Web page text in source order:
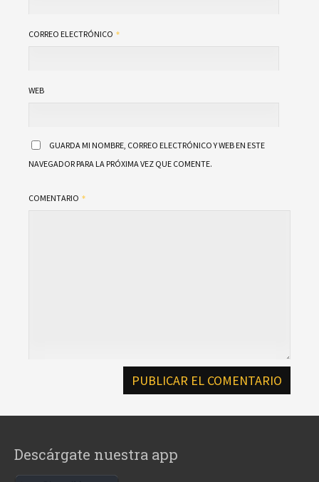
CORREO ELECTRÓNICO
WEB
GUARDA MI NOMBRE, CORREO ELECTRÓNICO Y WEB EN ESTE
NAVEGADOR PARA LA PRÓXIMA VEZ QUE COMENTE.
COMENTARIO
Descárgate nuestra app